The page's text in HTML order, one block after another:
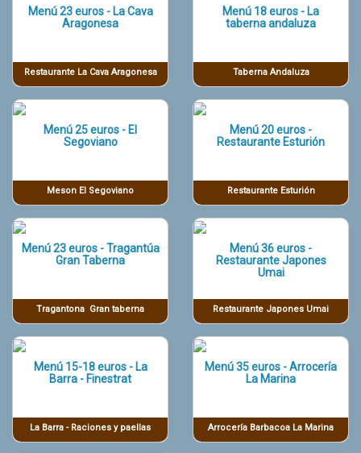
Menú 23 euros - La Cava
Aragonesa
Restaurante La Cava Aragonesa
Menú 18 euros - La
taberna andaluza
Taberna Andaluza
Menú 25 euros - El
Segoviano
Meson El Segoviano
Menú 20 euros -
Restaurante Esturión
Restaurante Esturión
Menú 23 euros - Tragantúa
Gran Taberna
Tragantona Gran taberna
Menú 36 euros -
Restaurante Japones
Umai
Restaurante Japones Umai
Menú 15-18 euros - La
Barra - Finestrat
La Barra - Raciones y paellas
Menú 35 euros - Arrocería
La Marina
Arrocería Barbacoa La Marina